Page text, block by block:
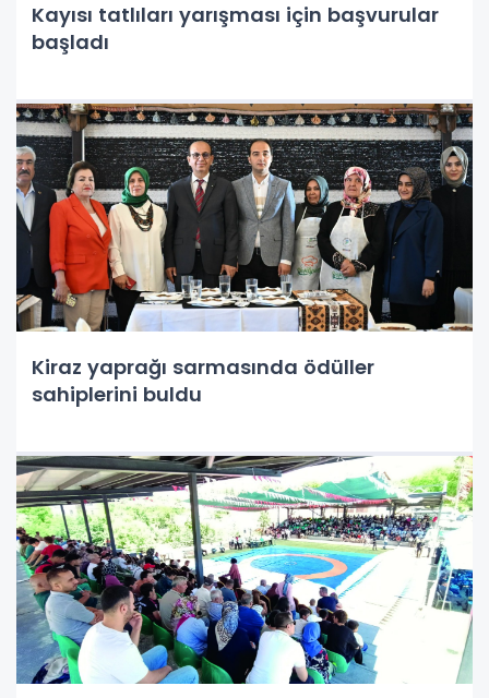
Kayısı tatlıları yarışması için başvurular
başladı
Kiraz yaprağı sarmasında ödüller
sahiplerini buldu